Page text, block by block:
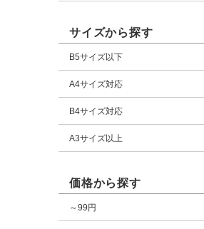
サイズから探す
B5サイズ以下
A4サイズ対応
B4サイズ対応
A3サイズ以上
価格から探す
～99円